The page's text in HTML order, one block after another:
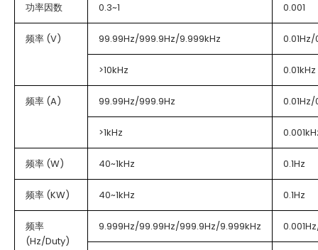
功率因数 0.3~1 0.001
频率 (V) 99.99Hz/999.9Hz/9.999kHz 0.01Hz/
>10kHz 0.01kHz
频率 (A) 99.99Hz/999.9Hz 0.01Hz/
>1kHz
频率 (W) 40~1kHz 0.1Hz
频率 (KW) 40~1kHz 0.1Hz
频率
(Hz/Duty)
9.999Hz/99.99Hz/999.9Hz/9.999kHz